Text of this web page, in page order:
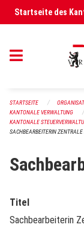
Navigation überspringen
Startseite des
STARTSEITE
KANTONALE VERWALTUNG
KANTONALE
SACHBEARBEITERIN ZENTRALE
Titel
Sachbearbeiterin